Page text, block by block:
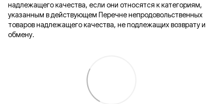
надлежащего качества, если они относятся к категориям,
указанным в действующем Перечне непродовольственных
товаров надлежащего качества, не подлежащих возврату и
обмену.